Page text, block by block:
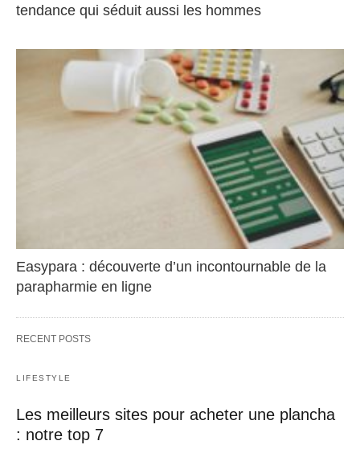
tendance qui séduit aussi les hommes
Easypara : découverte d’un incontournable de la
parapharmie en ligne
RECENT POSTS
LIFESTYLE
Les meilleurs sites pour acheter une plancha
: notre top 7